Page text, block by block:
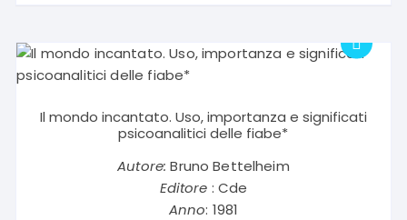
Il mondo incantato. Uso, importanza e significati
psicoanalitici delle fiabe*
Autore: Bruno Bettelheim
Editore : Cde
Anno: 1981